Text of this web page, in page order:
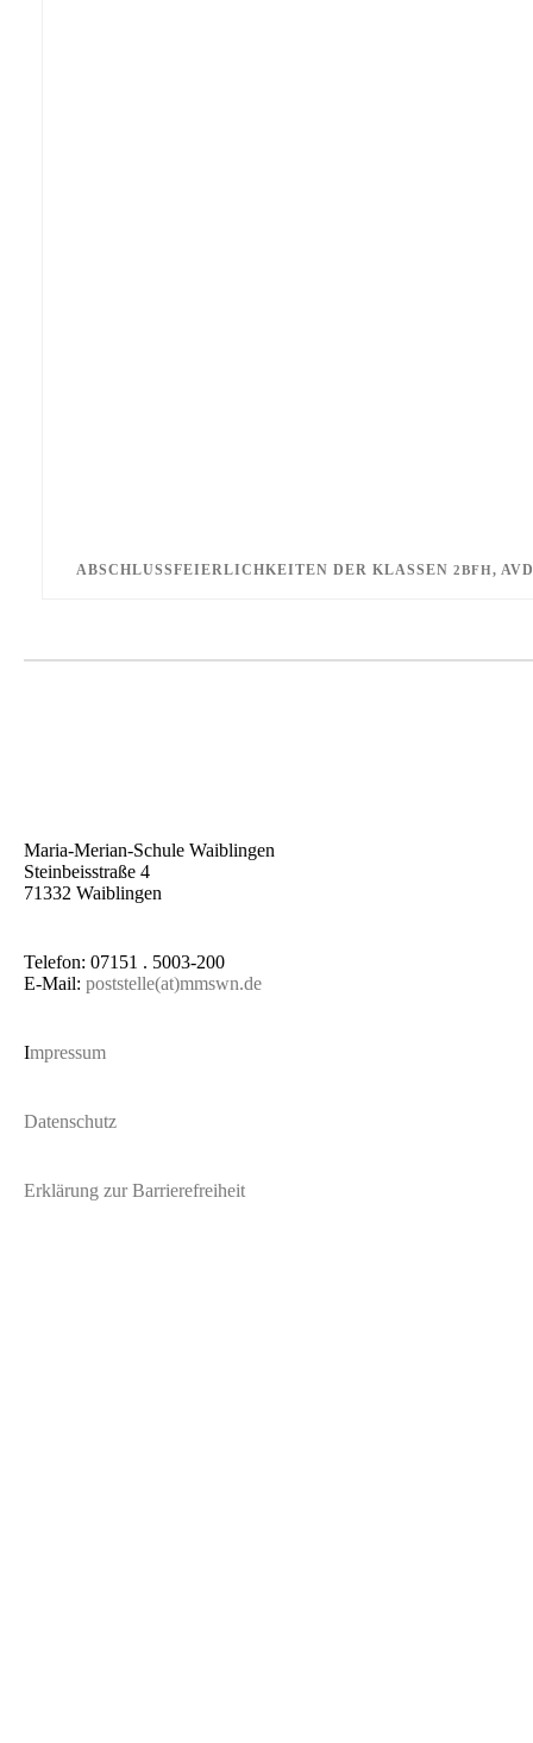
ABSCHLUSSFEIERLICHKEITEN DER KLASSEN 2BFH,
Maria-Merian-Schule Waiblingen
Steinbeisstraße 4
71332 Waiblingen
Telefon: 07151 . 5003-200
E-Mail: poststelle(at)mmswn.de
Impressum
Datenschutz
Erklärung zur Barrierefreiheit